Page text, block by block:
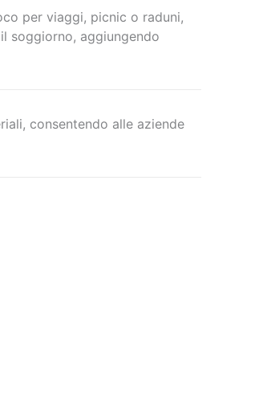
per viaggi, picnic o raduni,
soggiorno, aggiungendo
consentendo alle aziende